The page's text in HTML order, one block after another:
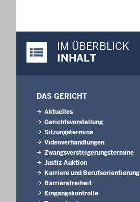
Justiz-Portal im Überblick:
IM ÜBERBLICK
INHALT
DAS GERICHT
Aktuelles
Gerichtsvorstellung
Sitzungstermine
Videoverhandlungen
Zwangsversteigerungstermine
Justiz-Auktion
Karriere und Berufsorientierung
Barrierefreiheit
Eingangskontrolle